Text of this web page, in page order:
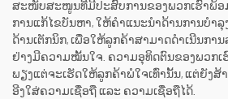
ສະໜັບສະໜູນທີ່ມີປະສົບການຂອງພວກເຮົາພ້ອ
ການແກ້ໄຂບັນຫາ, ໃຫ້ຄຳແນະນຳດ້ານການບໍາ
ດ້ານເຕັກນິກ, ເພື່ອໃຫ້ລູກຄ້າສາມາດດຳເນີນກາ
ຢ່າງມີຄວາມໝັ້ນໃຈ. ຄວາມອຸທິດຕົນຂອງພວກ
ພຽງແຕ່ຈະເຮັດໃຫ້ລູກຄ້າພໍໃຈເທົ່ານັ້ນ, ແຕ່ຍັງ
ອີງໃສ່ຄວາມເຊື່ອຖື ແລະ ຄວາມເຊື່ອຖືໄດ້.